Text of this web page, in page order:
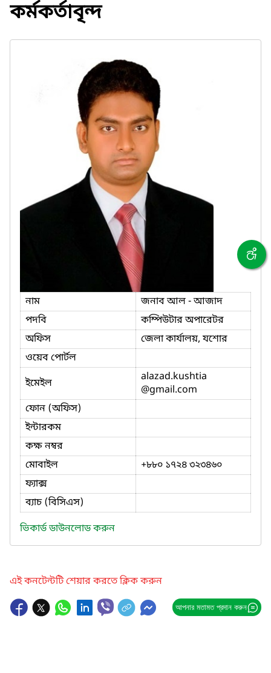
কর্মকর্তাবৃন্দ
নাম
জনাব আল - আজাদ
পদবি
কম্পিউটার অপারেটর
অফিস
জেলা কার্যালয়, যশোর
ওয়েব পোর্টল
ইমেইল
alazad.kushtia
@gmail.com
ফোন (অফিস)
ইন্টারকম
কক্ষ নম্বর
মোবাইল
+৮৮০ ১৭২৪ ৩২৩৪৬০
ফ্যাক্স
ব্যাচ (বিসিএস)
ভিকার্ড ডাউনলোড করুন
এই কনটেন্টটি শেয়ার করতে ক্লিক করুন
আপনার মতামত প্রদান করুন